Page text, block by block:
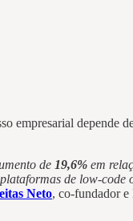
empresarial depende
de 19,6% em
de low-code
Neto, co-fundador e